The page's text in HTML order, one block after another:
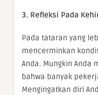
3. Refleksi Pada
Pada tataran yang
mencerminkan
Anda. Mungkin Anda
bahwa banyak
Mengingatkan diri